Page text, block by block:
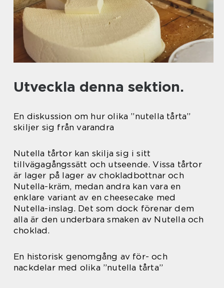
Utveckla denna sektion.
En diskussion om hur olika ”nutella tårta”
skiljer sig från varandra
Nutella tårtor kan skilja sig i sitt
tillvägagångssätt och utseende. Vissa tårtor
är lager på lager av chokladbottnar och
Nutella-kräm, medan andra kan vara en
enklare variant av en cheesecake med
Nutella-inslag. Det som dock förenar dem
alla är den underbara smaken av Nutella och
choklad.
En historisk genomgång av för- och
nackdelar med olika ”nutella tårta”